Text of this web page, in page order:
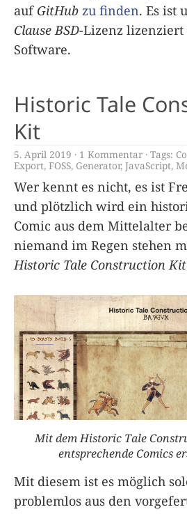
auf GitHub zu finden. Es ist
Clause BSD-Lizenz
Software.
Historic Tale
Kit
5. April 2019 1 Kommentar Tags:
Export, FOSS, Generator, JavaScript,
Wer kennt es nicht, es ist
und plötzlich wird ein
Comic aus dem Mittelalter
niemand im Regen stehen
Historic Tale Construction Kit
Mit dem Historic Tale
entsprechende Comics
Mit diesem ist es möglich
problemlos aus den